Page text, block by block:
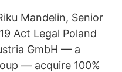
Mandelin, Senior
Act Legal Poland
GmbH — a
— acquire 100%